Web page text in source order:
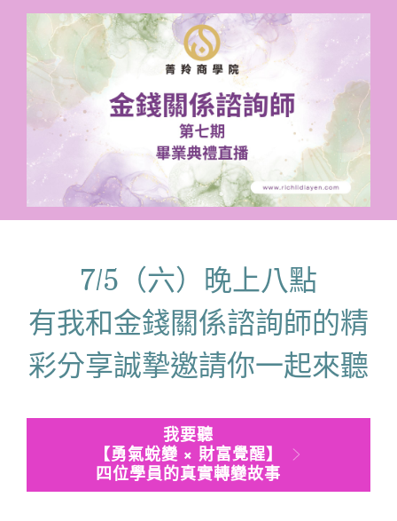
7/5（六）晚上八點
有我和金錢關係諮詢師的精
彩分享誠摯邀請你一起來聽
我要聽
【勇氣蛻變 × 財富覺醒】
四位學員的真實轉變故事